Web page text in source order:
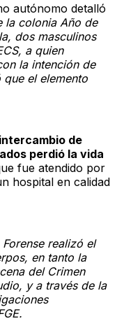
autónomo detalló
la colonia Año de
dos masculinos
a quien
la intención de
el elemento
de
perdió la vida
fue atendido por
hospital en calidad
realizó el
en tanto la
del Crimen
y a través de la